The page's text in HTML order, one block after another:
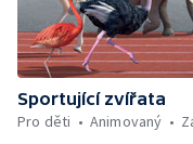
Sportující zvířata
Pro děti
Animovaný